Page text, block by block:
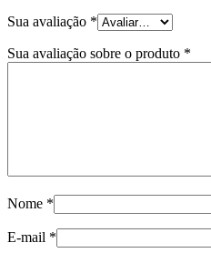
Sua avaliação *
Sua avaliação sobre o produto *
Nome *
E-mail *